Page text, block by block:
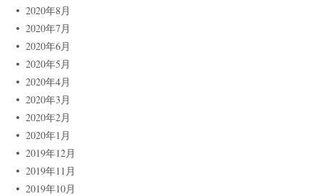
2020年8月
2020年7月
2020年6月
2020年5月
2020年4月
2020年3月
2020年2月
2020年1月
2019年12月
2019年11月
2019年10月